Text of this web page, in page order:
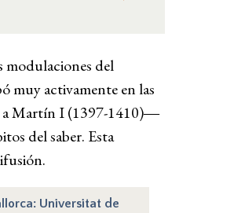
modulaciones del
muy activamente en las
a Martín I (1397-1410)―
del saber. Esta
Universitat de